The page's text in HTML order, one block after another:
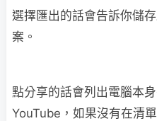
選擇匯出的話會告訴你儲
案。
點分享的話會列出電腦本
YouTube，如果沒有在清